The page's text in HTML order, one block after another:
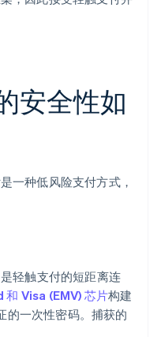
安全性如
一种低风险支付方式，
轻触支付的短距离连
Visa (EMV) 芯片构建
的一次性密码。捕获的